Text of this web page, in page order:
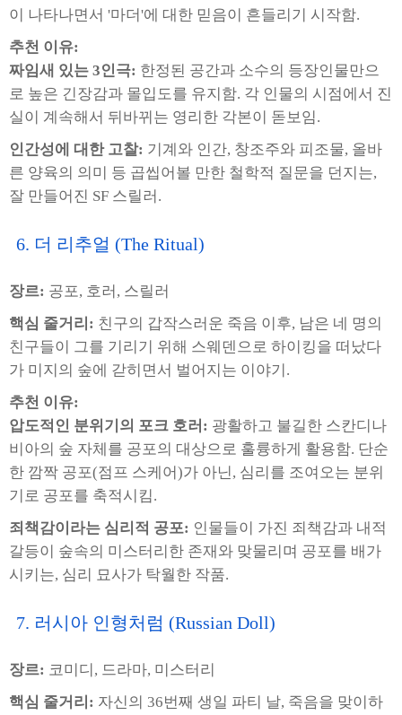
이 나타나면서 '마더'에 대한 믿음이 흔들리기 시작함.
추천 이유:
짜임새 있는 3인극: 한정된 공간과 소수의 등장인물만으
로 높은 긴장감과 몰입도를 유지함. 각 인물의 시점에서 진
실이 계속해서 뒤바뀌는 영리한 각본이 돋보임.
인간성에 대한 고찰: 기계와 인간, 창조주와 피조물, 올바
른 양육의 의미 등 곱씹어볼 만한 철학적 질문을 던지는,
잘 만들어진 SF 스릴러.
6. 더 리추얼 (The Ritual)
장르: 공포, 호러, 스릴러
핵심 줄거리: 친구의 갑작스러운 죽음 이후, 남은 네 명의
친구들이 그를 기리기 위해 스웨덴으로 하이킹을 떠났다
가 미지의 숲에 갇히면서 벌어지는 이야기.
추천 이유:
압도적인 분위기의 포크 호러: 광활하고 불길한 스칸디나
비아의 숲 자체를 공포의 대상으로 훌륭하게 활용함. 단순
한 깜짝 공포(점프 스케어)가 아닌, 심리를 조여오는 분위
기로 공포를 축적시킴.
죄책감이라는 심리적 공포: 인물들이 가진 죄책감과 내적
갈등이 숲속의 미스터리한 존재와 맞물리며 공포를 배가
시키는, 심리 묘사가 탁월한 작품.
7. 러시아 인형처럼 (Russian Doll)
장르: 코미디, 드라마, 미스터리
핵심 줄거리: 자신의 36번째 생일 파티 날, 죽음을 맞이하